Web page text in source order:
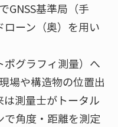
GNSS基準局（手
ローン（奥）を用い
ポグラフィ測量）へ
場や構造物の位置出
は測量士がトータル
で角度・距離を測定